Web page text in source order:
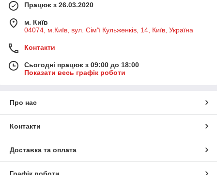
Працює з 26.03.2020
м. Київ
04074, м.Київ, вул. Сім’ї Кульженків, 14, Київ, Україна
Контакти
Сьогодні працює з 09:00 до 18:00
Показати весь графік роботи
Про нас
Контакти
Доставка та оплата